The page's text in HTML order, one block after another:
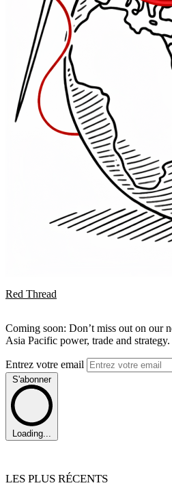
Red Thread
Coming soon: Don’t miss out on our
Asia Pacific power, trade and strategy.
Entrez votre email
S'abonner
Loading...
LES PLUS RÉCENTS